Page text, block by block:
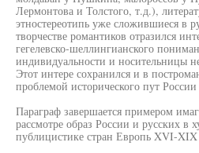
Лермонтова и Толстого, т.д.),
этностереотипь уже сложившиеся в
творчестве романтиков отразился
гегелевско-шеллингианского
индивидуальности и носительницы
Этот интере сохранился и в
проблемой исторического пут
Параграф завершается примером
рассмотре образ России и русских в
публицистике стран Европь XVI-